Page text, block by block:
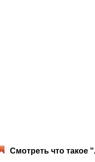
Смотреть что такое